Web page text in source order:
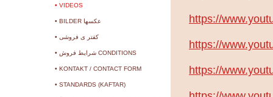
• VIDEOS
• BILDER عکسها
• کفتر ی فروشی
• شرایط فروش CONDITIONS
• KONTAKT / CONTACT FORM
• STANDARDS (KAFTAR)
https://
https://
https://